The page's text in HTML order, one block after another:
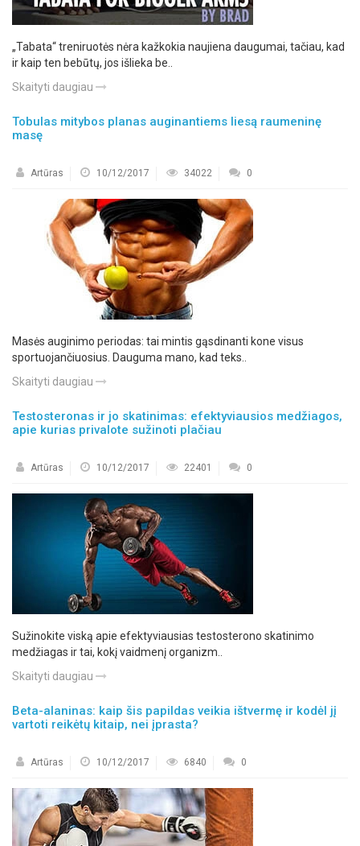
„Tabata“ treniruotės nėra kažkokia naujiena daugumai, tačiau, kad
ir kaip ten bebūtų, jos išlieka be..
Skaityti daugiau
Tobulas mitybos planas auginantiems liesą raumeninę
masę
Artūras 10/12/2017 34022 0
Masės auginimo periodas: tai mintis gąsdinanti kone visus
sportuojančiuosius. Dauguma mano, kad teks..
Skaityti daugiau
Testosteronas ir jo skatinimas: efektyviausios medžiagos,
apie kurias privalote sužinoti plačiau
Artūras 10/12/2017 22401 0
Sužinokite viską apie efektyviausias testosterono skatinimo
medžiagas ir tai, kokį vaidmenį organizm..
Skaityti daugiau
Beta-alaninas: kaip šis papildas veikia ištvermę ir kodėl jį
vartoti reikėtų kitaip, nei įprasta?
Artūras 10/12/2017 6840 0